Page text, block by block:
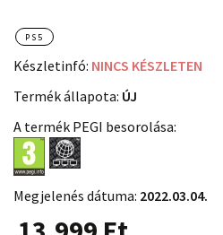
PS5
Készletinfó: NINCS KÉSZLETEN
Termék állapota: ÚJ
A termék PEGI besorolása:
Megjelenés dátuma: 2022.03.04.